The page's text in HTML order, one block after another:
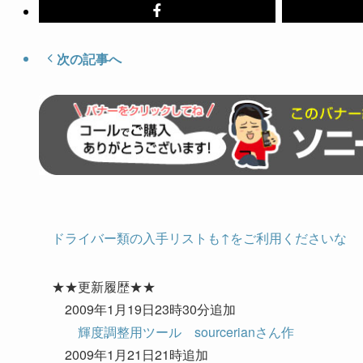
次の記事へ
ドライバー類の入手リストも↑をご利用くださいな
★★更新履歴★★
2009年1月19日23時30分追加
輝度調整用ツール sourcerianさん作
2009年1月21日21時追加